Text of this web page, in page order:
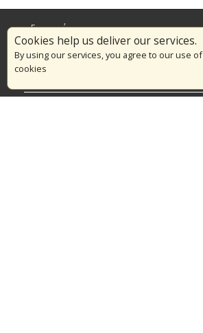
Cookies help us deliver our services.
By using our services, you agree to our use of
cookies
Επικαιρότητα
Το Πυροσβεστικό Σώμα